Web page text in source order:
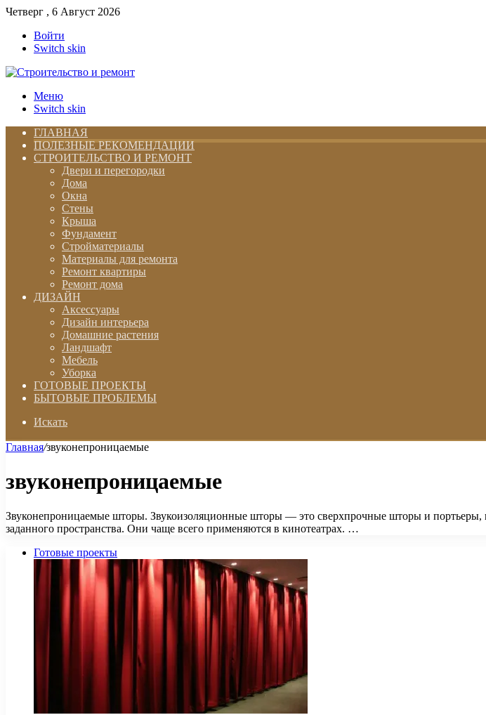
Четверг , 6 Август 2026
Войти
Switch skin
Меню
Switch skin
ГЛАВНАЯ
ПОЛЕЗНЫЕ РЕКОМЕНДАЦИИ
СТРОИТЕЛЬСТВО И РЕМОНТ
Двери и перегородки
Дома
Окна
Стены
Крыша
Фундамент
Стройматериалы
Материалы для ремонта
Ремонт квартиры
Ремонт дома
ДИЗАЙН
Аксессуары
Дизайн интерьера
Домашние растения
Ландшафт
Мебель
Уборка
ГОТОВЫЕ ПРОЕКТЫ
БЫТОВЫЕ ПРОБЛЕМЫ
Искать
Главная/звуконепроницаемые
звуконепроницаемые
Звуконепроницаемые шторы. Звукоизоляционные шторы — это сверхпрочные шторы и
заданного пространства. Они чаще всего применяются в кинотеатрах. …
Готовые проекты